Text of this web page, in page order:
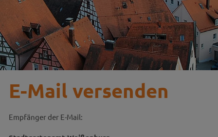
E-Mail versenden
Empfänger der E-Mail: